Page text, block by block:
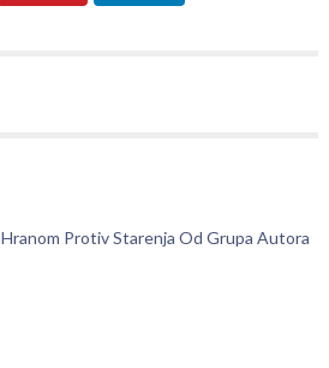
Hranom Protiv Starenja Od Grupa Autora